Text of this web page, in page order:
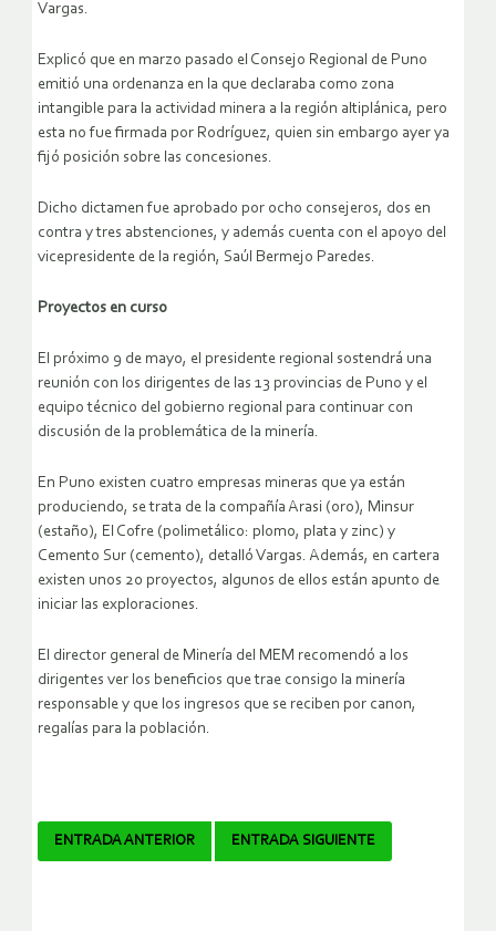
Vargas.
Explicó que en marzo pasado el Consejo Regional de Puno
emitió una ordenanza en la que declaraba como zona
intangible para la actividad minera a la región altiplánica, pero
esta no fue firmada por Rodríguez, quien sin embargo ayer ya
fijó posición sobre las concesiones.
Dicho dictamen fue aprobado por ocho consejeros, dos en
contra y tres abstenciones, y además cuenta con el apoyo del
vicepresidente de la región, Saúl Bermejo Paredes.
Proyectos en curso
El próximo 9 de mayo, el presidente regional sostendrá una
reunión con los dirigentes de las 13 provincias de Puno y el
equipo técnico del gobierno regional para continuar con
discusión de la problemática de la minería.
En Puno existen cuatro empresas mineras que ya están
produciendo, se trata de la compañía Arasi (oro), Minsur
(estaño), El Cofre (polimetálico: plomo, plata y zinc) y
Cemento Sur (cemento), detalló Vargas. Además, en cartera
existen unos 20 proyectos, algunos de ellos están apunto de
iniciar las exploraciones.
El director general de Minería del MEM recomendó a los
dirigentes ver los beneficios que trae consigo la minería
responsable y que los ingresos que se reciben por canon,
regalías para la población.
Navegador
ENTRADA ANTERIOR ENTRADA SIGUIENTE